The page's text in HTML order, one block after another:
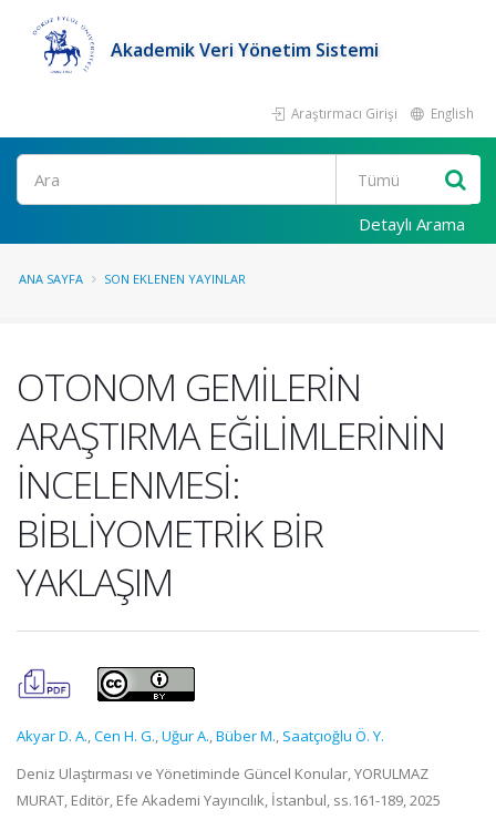
Akademik Veri Yönetim Sistemi
Araştırmacı Girişi English
Ara
Detaylı Arama
ANA SAYFA SON EKLENEN YAYINLAR
OTONOM GEMİLERİN
ARAŞTIRMA EĞİLİMLERİNİN
İNCELENMESİ:
BİBLİYOMETRİK BİR
YAKLAŞIM
Akyar D. A.,Cen H. G.,Uğur A.,Büber M., Saatçıoğlu Ö. Y.
Deniz Ulaştırması ve Yönetiminde Güncel Konular, YORULMAZ
MURAT, Editör, Efe Akademi Yayıncılık, İstanbul, ss.161-189, 2025